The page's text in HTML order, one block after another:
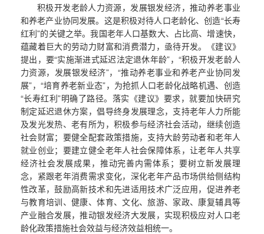
积极开发老龄人力资源，发展银发经济，推动养老事业
和养老产业协同发展。这是积极对待人口老龄化、创造“长寿
红利”的关键之举。我国老年人口基数大、占比高、增速快，
蕴藏着巨大的劳动力财富和消费潜力，亟待开发。《建议》
提出，要“实施渐进式延迟法定退休年龄”，“积极开发老龄人
力资源，发展银发经济”，“推动养老事业和养老产业协同发
展”，“培育养老新业态”，为抢抓人口老龄化战略机遇、创造
“长寿红利”明确了路径。落实《建议》要求，就要加快研究
制定延迟退休方案，倡导终身发展理念，支持老年人力所能
及发光发热、老有所为，积极参与经济社会活动，继续创造
社会财富；要健全配套政策措施，支持大龄劳动者和老年人
就业创业；要建立健全老年人社会保障体系，让老年人共享
经济社会发展成果，推动完善内需体系；要树立新发展理
念，紧跟老年消费需求变化，深化老年产品市场供给侧结构
性改革，鼓励高新技术和先进适用技术广泛应用，促进养老
与教育培训、健康、体育、文化、旅游、家政、康复辅具等
产业融合发展，推动银发经济大发展，实现积极应对人口老
龄化政策措施社会效益与经济效益相统一。